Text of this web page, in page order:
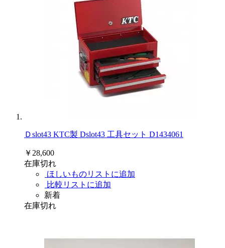
Ｄslot43 KTC製 Dslot43 工具セット D1434061
￥28,600
在庫切れ
ほしいものリストに追加
比較リストに追加
新着
在庫切れ